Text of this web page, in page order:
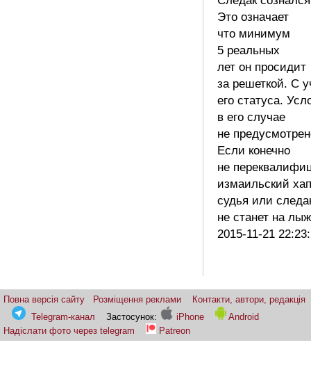
Это означает
что минимум
5 реальных
лет он просидит
за решеткой. С
его статуса.
в его случае
не
Если конечно
не
измаильский
судья или
не станет на
2015-11-21
Повна версія сайту Розміщення реклами
Контакти, автори, редакція
Telegram-канал
Застосунок: iPhone
Android
Надіслати фото через telegram
Patreon